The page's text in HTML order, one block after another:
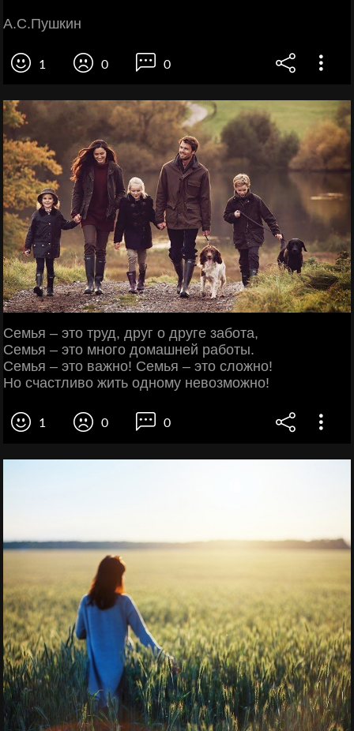
А.С.Пушкин
1 0 0
Семья – это труд, друг о друге забота,
Семья – это много домашней работы.
Семья – это важно! Семья – это сложно!
Но счастливо жить одному невозможно!
1 0 0